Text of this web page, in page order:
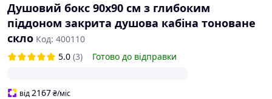
Душовий бокс 90х90 см з глибоким
піддоном закрита душова кабіна тоноване
скло Код: 400110
5.0 (3) Готово до відправки
від2167₴/міс